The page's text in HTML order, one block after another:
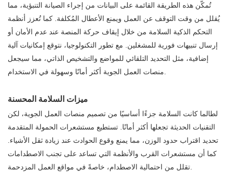
تُمكّن هذه الطريقة القائمة على البيانات من إجراء الصيانة التنبؤية، مما
يُقلل من وقت التوقف عن العمل ويمنع الأعطال المُكلفة. كما تُعزز أنظمة
التحكم الذكية السلامة من خلال إيقاف حركة المنصة عند عدم الأمان أو
إرسال تنبيهات فورية للمشغلين. مع تطور التكنولوجيا، نتوقع إمكانيات آلية
إضافية، مثل التحديد التلقائي للمواضع والتشخيص الذاتي، مما سيجعل
ميزات السلامة المحسنة
لطالما كانت السلامة جزءًا أساسيًا من تصميم منصات العمل الجوية، لكن
التقنيات الحديثة تجعلها أكثر أمانًا. تستطيع مستشعرات الحمولة المتقدمة
تحديد اقتراب حدود الوزن، مما يمنع وقوع الحوادث عند زيادة ثقل الأشياء.
كما أن مستشعرات القرب والأنظمة التي تساعد على تجنب الاصطدامات